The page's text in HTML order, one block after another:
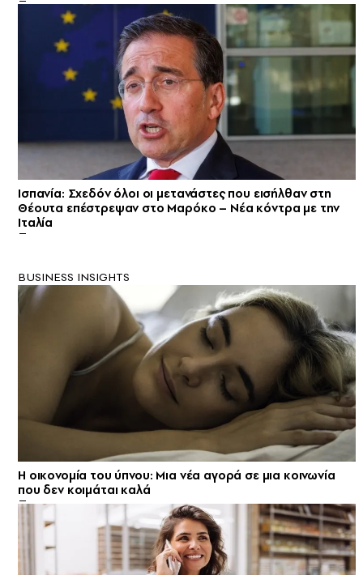
Ισπανία: Σχεδόν όλοι οι μετανάστες που εισήλθαν στη
Θέουτα επέστρεψαν στο Μαρόκο – Νέα κόντρα με την
Ιταλία
BUSINESS INSIGHTS
Η οικονομία του ύπνου: Μια νέα αγορά σε μια κοινωνία
που δεν κοιμάται καλά